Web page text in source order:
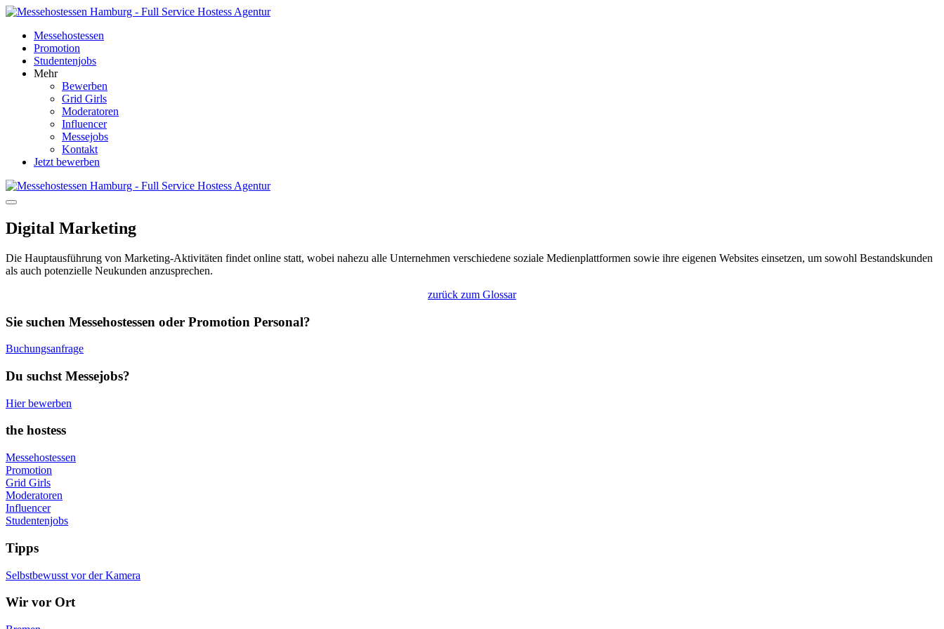
Messehostessen
Promotion
Studentenjobs
Mehr
Bewerben
Grid Girls
Moderatoren
Influencer
Messejobs
Kontakt
Jetzt bewerben
Digital Marketing
Die Hauptausführung von Marketing-Aktivitäten findet online statt, wobei nahezu alle Unternehmen verschiedene soziale Medienplattformen sowie ihre eigenen Websites einsetzen, um sowohl Bestandskunden
als auch potenzielle Neukunden anzusprechen.
zurück zum Glossar
Sie suchen Messehostessen oder Promotion Personal?
Buchungsanfrage
Du suchst Messejobs?
Hier bewerben
the hostess
Messehostessen
Promotion
Grid Girls
Moderatoren
Influencer
Studentenjobs
Tipps
Selbstbewusst vor der Kamera
Wir vor Ort